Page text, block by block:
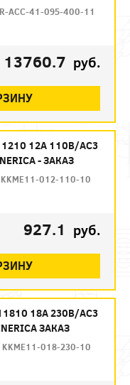
ACC-41-095-400-11
13760.7 руб.
12А 110В/АС3
- ЗАКАЗ
KKME11-012-110-10
927.1 руб.
18А 230В/АС3
ЗАКАЗ
KKME11-018-230-10